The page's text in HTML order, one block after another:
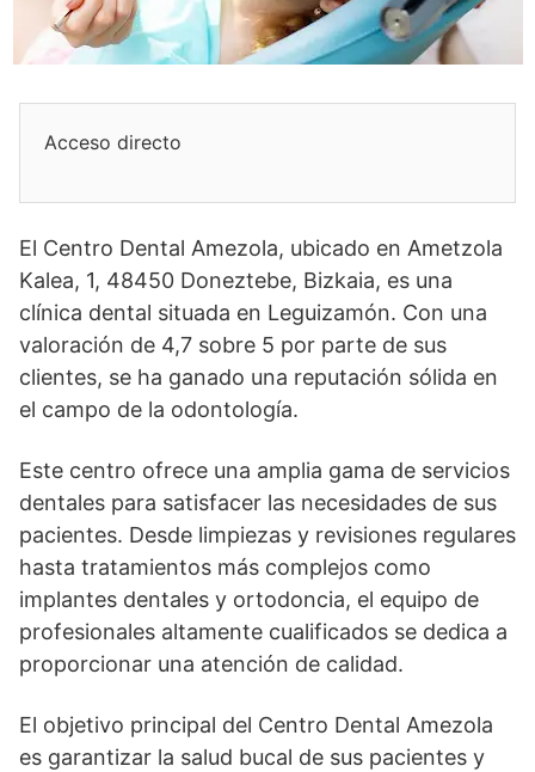
Acceso directo
El Centro Dental Amezola, ubicado en Ametzola
Kalea, 1, 48450 Doneztebe, Bizkaia, es una
clínica dental situada en Leguizamón. Con una
valoración de 4,7 sobre 5 por parte de sus
clientes, se ha ganado una reputación sólida en
el campo de la odontología.
Este centro ofrece una amplia gama de servicios
dentales para satisfacer las necesidades de sus
pacientes. Desde limpiezas y revisiones regulares
hasta tratamientos más complejos como
implantes dentales y ortodoncia, el equipo de
profesionales altamente cualificados se dedica a
proporcionar una atención de calidad.
El objetivo principal del Centro Dental Amezola
es garantizar la salud bucal de sus pacientes y